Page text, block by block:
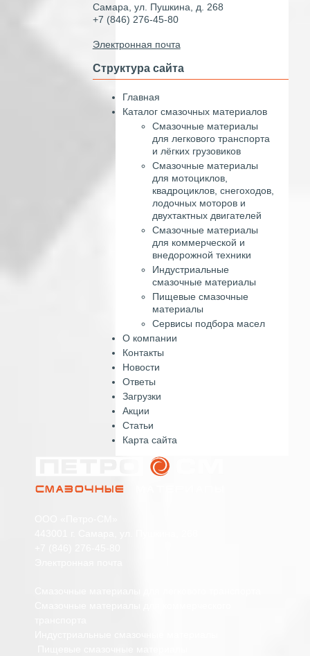
Самара, ул. Пушкина, д. 268
+7 (846) 276-45-80
Электронная почта
Структура сайта
Главная
Каталог смазочных материалов
Смазочные материалы
для легкового транспорта
и лёгких грузовиков
Смазочные материалы
для мотоциклов,
квадроциклов, снегоходов,
лодочных моторов и
двухтактных двигателей
Смазочные материалы
для коммерческой и
внедорожной техники
Индустриальные
смазочные материалы
Пищевые смазочные
материалы
Сервисы подбора масел
О компании
Контакты
Новости
Ответы
Загрузки
Акции
Статьи
Карта сайта